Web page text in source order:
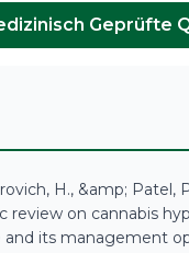
Geprüfte
H., &amp; Patel,
review on cannabis
and its management